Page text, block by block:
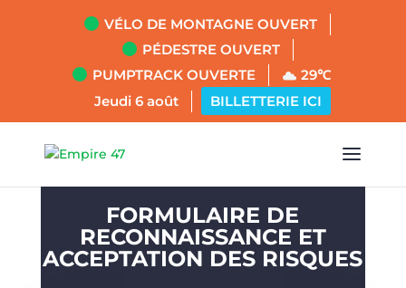
VÉLO DE MONTAGNE OUVERT
PÉDESTRE OUVERT
PUMPTRACK OUVERTE
29℃
Jeudi 6 août
BILLETTERIE ICI
FORMULAIRE DE
RECONNAISSANCE ET
ACCEPTATION DES RISQUES